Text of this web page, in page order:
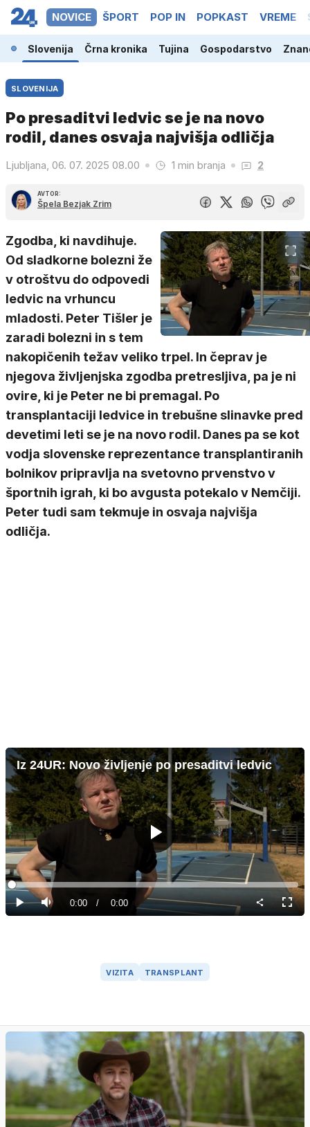
NOVICE ŠPORT POP IN POPKAST VREME
Slovenija Črna kronika Tujina Gospodarstvo
SLOVENIJA
Po presaditvi ledvic se je na novo
rodil, danes osvaja najvišja odličja
Ljubljana, 06. 07. 2025 08.00 1 min branja 2
AVTOR:
Špela Bezjak Zrim
Zgodba, ki navdihuje.
Od sladkorne bolezni že
v otroštvu do odpovedi
ledvic na vrhuncu
mladosti. Peter Tišler je
zaradi bolezni in s tem
nakopičenih težav veliko trpel. In čeprav je
njegova življenjska zgodba pretresljiva, pa je ni
ovire, ki je Peter ne bi premagal. Po
transplantaciji ledvice in trebušne slinavke pred
devetimi leti se je na novo rodil. Danes pa se kot
vodja slovenske reprezentance transplantiranih
bolnikov pripravlja na svetovno prvenstvo v
športnih igrah, ki bo avgusta potekalo v Nemčiji.
Peter tudi sam tekmuje in osvaja najvišja
odličja.
Iz 24UR: Novo življenje po presaditvi ledvic
Predvajaj
PredvajajTiho Current
0:00 / Duration
0:00
Loaded:
0%
način
VIZITA TRANSPLANT